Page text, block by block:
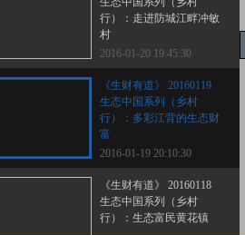
行）：走进防城江畔冲敏
村
2016-01-20 19:45:30
《生财有道》 20160119
生态中国系列（乡村
行）：多彩江背的生态财
富
2016-01-19 20:10:30
《生财有道》 20160118
生态中国系列（乡村
行）：生态富民黄花镇